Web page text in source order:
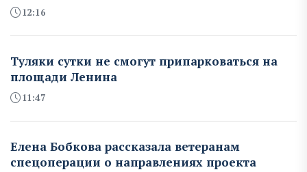
12:16
Туляки сутки не смогут припарковаться на
площади Ленина
11:47
Елена Бобкова рассказала ветеранам
спецоперации о направлениях проекта